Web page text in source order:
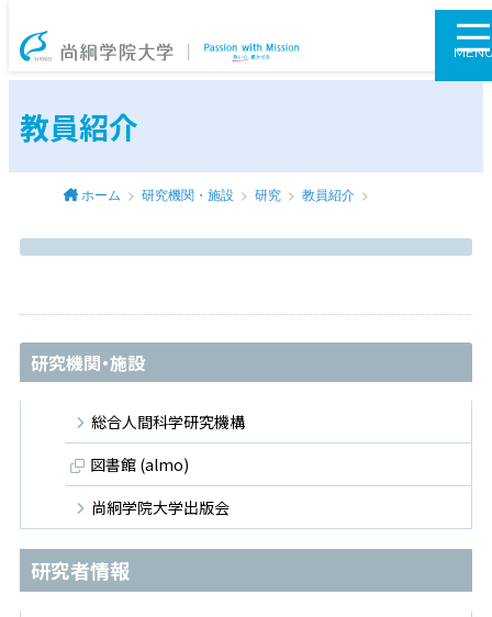
尚絅学院大学
教員紹介
ホーム 研究機関・施設 研究 教員紹介
研究機関・施設
総合人間科学研究機構
図書館 (almo)
尚絅学院大学出版会
研究者情報